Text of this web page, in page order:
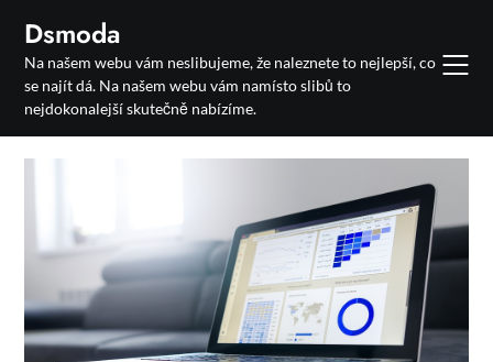
content
Dsmoda
Na našem webu vám neslibujeme, že naleznete to nejlepší, co
se najít dá. Na našem webu vám namísto slibů to
nejdokonalejší skutečně nabízíme.